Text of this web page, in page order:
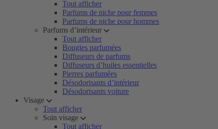
Tout afficher
Parfums de niche pour femmes
Parfums de niche pour hommes
Parfums d’intérieur
Tout afficher
Bougies parfumées
Diffuseurs de parfums
Diffuseurs d’huiles essentielles
Pierres parfumées
Désodorisants d’intérieur
Désodorisants voiture
Visage
Tout afficher
Soin visage
Tout afficher